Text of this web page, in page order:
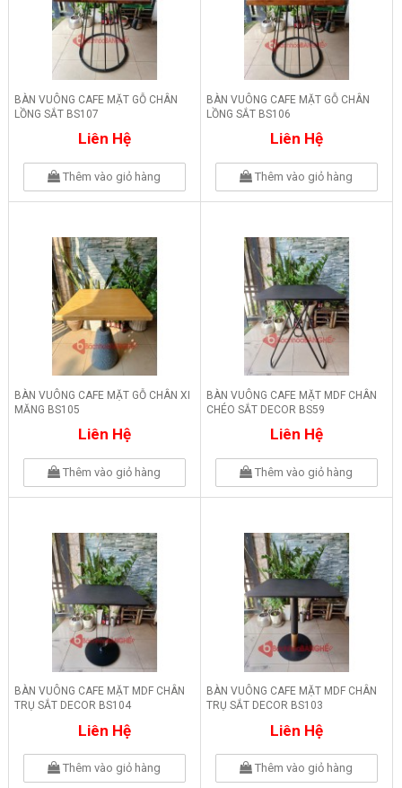
BÀN VUÔNG CAFE MẶT GỖ CHÂN
LỒNG SẮT BS107
Liên Hệ
Thêm vào giỏ hàng
BÀN VUÔNG CAFE MẶT GỖ CHÂN
LỒNG SẮT BS106
Liên Hệ
Thêm vào giỏ hàng
BÀN VUÔNG CAFE MẶT GỖ CHÂN XI
MĂNG BS105
Liên Hệ
Thêm vào giỏ hàng
BÀN VUÔNG CAFE MẶT MDF CHÂN
CHÉO SẮT DECOR BS59
Liên Hệ
Thêm vào giỏ hàng
BÀN VUÔNG CAFE MẶT MDF CHÂN
TRỤ SẮT DECOR BS104
Liên Hệ
Thêm vào giỏ hàng
BÀN VUÔNG CAFE MẶT MDF CHÂN
TRỤ SẮT DECOR BS103
Liên Hệ
Thêm vào giỏ hàng